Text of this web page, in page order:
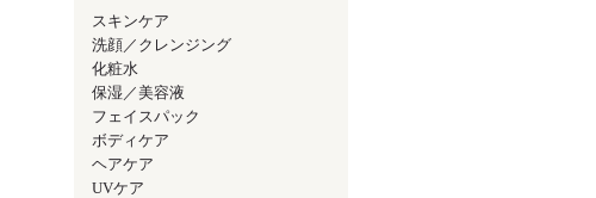
スキンケア
洗顔／クレンジング
化粧水
保湿／美容液
フェイスパック
ボディケア
ヘアケア
UVケア